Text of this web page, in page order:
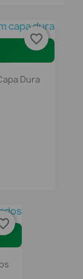
Dura
favorite_border